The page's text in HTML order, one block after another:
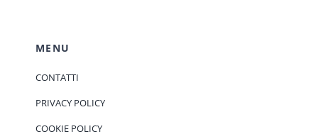
MENU
CONTATTI
PRIVACY POLICY
COOKIE POLICY